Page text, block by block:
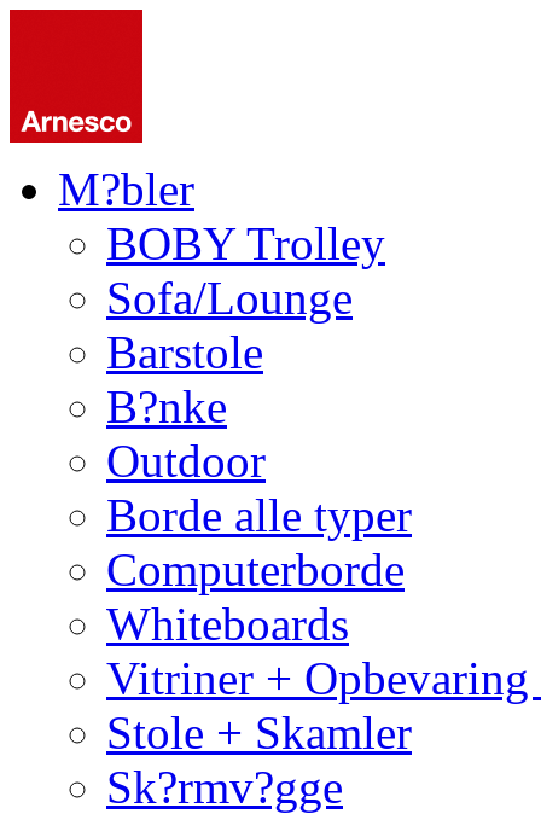
M?bler
BOBY Trolley
Sofa/Lounge
Barstole
B?nke
Outdoor
Borde alle typer
Computerborde
Whiteboards
Vitriner +
Stole + Skamler
Sk?rmv?gge